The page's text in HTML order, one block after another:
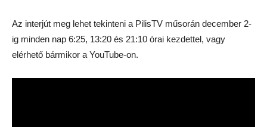
Az interjút meg lehet tekinteni a PilisTV műsorán december 2-
ig minden nap 6:25, 13:20 és 21:10 órai kezdettel, vagy
elérhető bármikor a YouTube-on.